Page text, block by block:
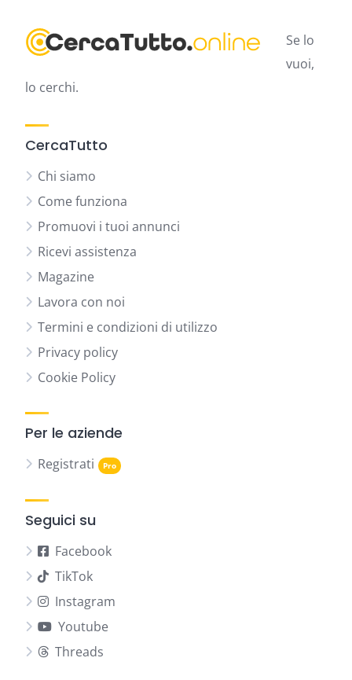
Se lo
vuoi,
lo cerchi.
CercaTutto
Chi siamo
Come funziona
Promuovi i tuoi annunci
Ricevi assistenza
Magazine
Lavora con noi
Termini e condizioni di utilizzo
Privacy policy
Cookie Policy
Per le aziende
Registrati
Seguici su
Facebook
TikTok
Instagram
Youtube
Threads